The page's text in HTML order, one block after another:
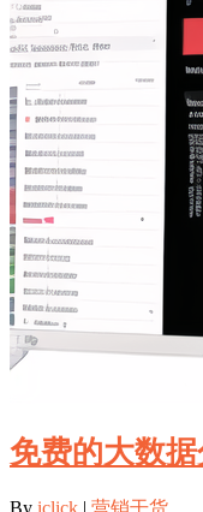
免费的大数